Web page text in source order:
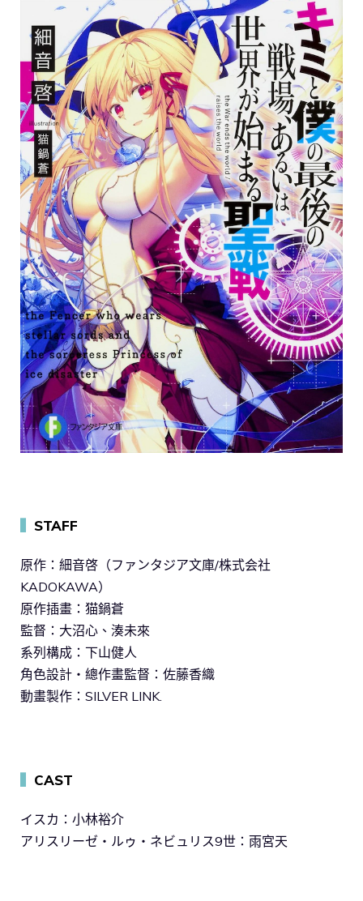
STAFF
原作：細音啓（ファンタジア文庫/株式会社
KADOKAWA）
原作插畫：猫鍋蒼
監督：大沼心、湊未來
系列構成：下山健人
角色設計・總作畫監督：佐藤香織
動畫製作：SILVER LINK.
CAST
イスカ：小林裕介
アリスリーゼ・ルゥ・ネビュリス9世：雨宮天